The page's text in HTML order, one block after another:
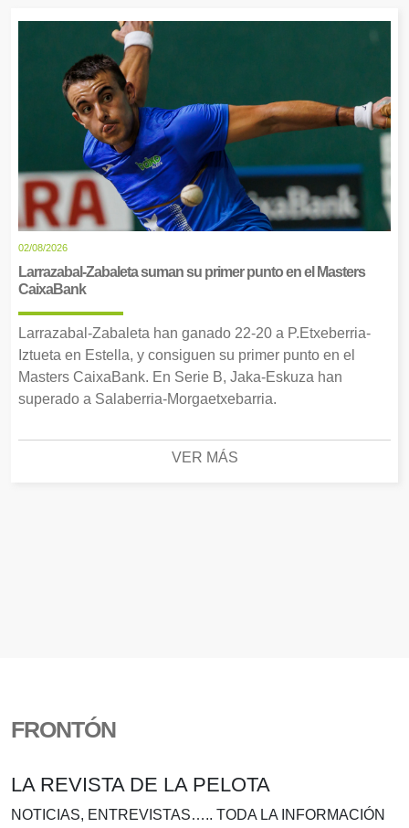
02/08/2026
Larrazabal-Zabaleta suman su primer punto en el Masters
CaixaBank
Larrazabal-Zabaleta han ganado 22-20 a P.Etxeberria-
Iztueta en Estella, y consiguen su primer punto en el
Masters CaixaBank. En Serie B, Jaka-Eskuza han
superado a Salaberria-Morgaetxebarria.
VER MÁS
FRONTÓN
LA REVISTA DE LA PELOTA
NOTICIAS, ENTREVISTAS….. TODA LA INFORMACIÓN